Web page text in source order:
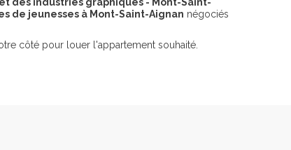
de jeunesses à Mont-Saint-Aignan négociés
côté pour louer l'appartement souhaité.